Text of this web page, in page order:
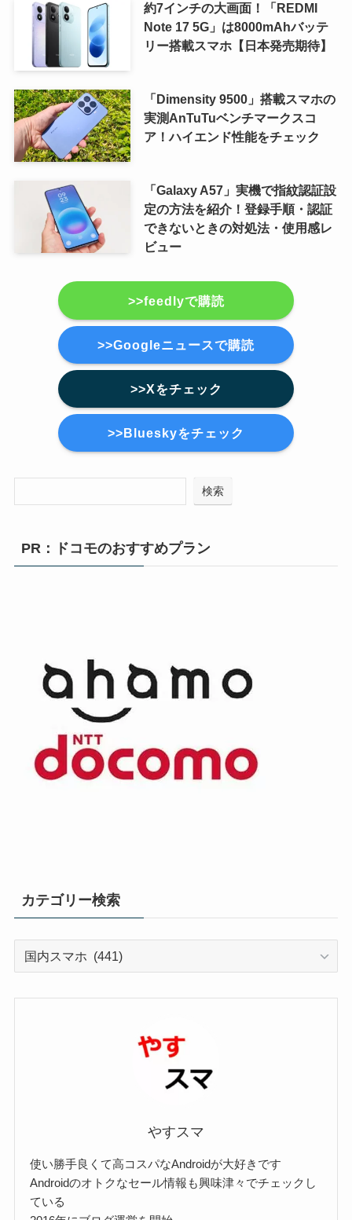
約7インチの大画面！「REDMI
Note 17 5G」は8000mAhバッテ
リー搭載スマホ【日本発売期待】
「Dimensity 9500」搭載スマホの
実測AnTuTuベンチマークスコ
ア！ハイエンド性能をチェック
「Galaxy A57」実機で指紋認証設
定の方法を紹介！登録手順・認証
できないときの対処法・使用感レ
ビュー
>>feedlyで購読
>>Googleニュースで購読
>>Xをチェック
>>Blueskyをチェック
検索
PR：ドコモのおすすめプラン
カテゴリー検索
カ
やすスマ
使い勝手良くて高コスパなAndroidが大好きです
Androidのオトクなセール情報も興味津々でチェックし
ている